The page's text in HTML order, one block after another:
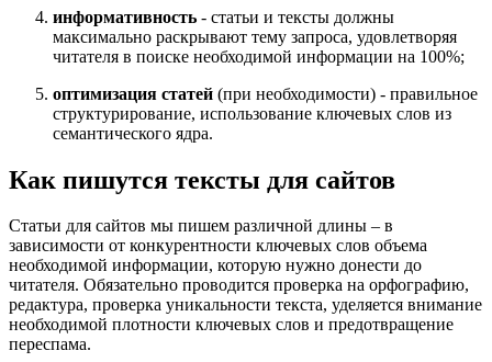
информативность - статьи и тексты должны
максимально раскрывают тему запроса, удовлетворяя
читателя в поиске необходимой информации на 100%;
оптимизация статей (при необходимости) - правильное
структурирование, использование ключевых слов из
семантического ядра.
Как пишутся тексты для сайтов
Статьи для сайтов мы пишем различной длины – в
зависимости от конкурентности ключевых слов объема
необходимой информации, которую нужно донести до
читателя. Обязательно проводится проверка на орфографию,
редактура, проверка уникальности текста, уделяется внимание
необходимой плотности ключевых слов и предотвращение
переспама.